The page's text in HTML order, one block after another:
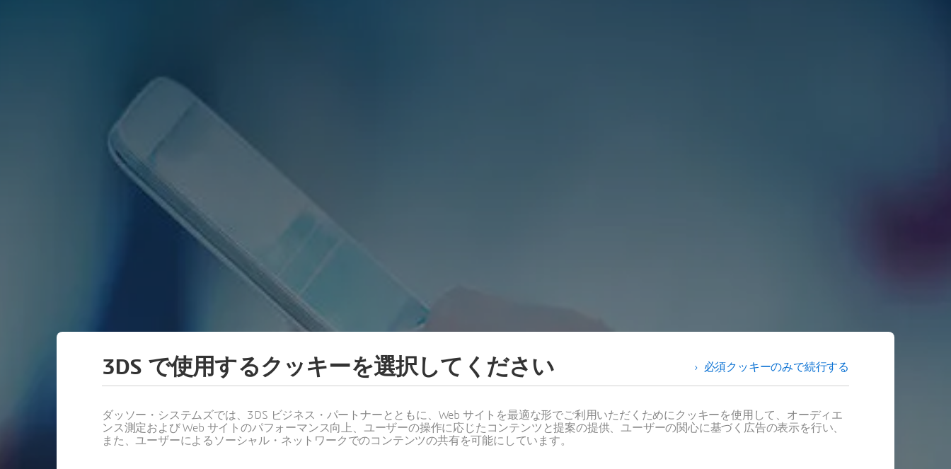
会場
2023年11月10日 | 東京 | 日本
必須クッキーのみで続行する
3DS で使用するクッキーを選択してください
ダッソー・システムズでは、3DS ビジネス・パートナーとともに、Web サイトを最適な形でご利用いただくためにクッキーを使用して、オーディエ
ンス測定および Web サイトのパフォーマンス向上、ユーザーの操作に応じたコンテンツと提案の提供、ユーザーの関心に基づく広告の表示を行い、
また、ユーザーによるソーシャル・ネットワークでのコンテンツの共有を可能にしています。